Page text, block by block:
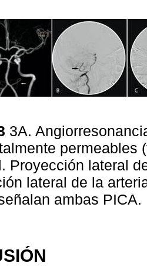
3A.
permeables
Proyección lateral
lateral de la
ambas PICA.